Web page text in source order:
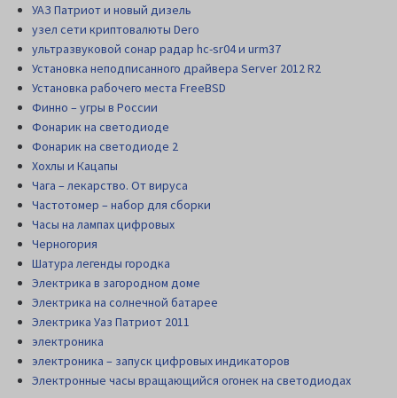
УАЗ Патриот и новый дизель
узел сети криптовалюты Dero
ультразвуковой сонар радар hc-sr04 и urm37
Установка неподписанного драйвера Server 2012 R2
Установка рабочего места FreeBSD
Финно – угры в России
Фонарик на светодиоде
Фонарик на светодиоде 2
Хохлы и Кацапы
Чага – лекарство. От вируса
Частотомер – набор для сборки
Часы на лампах цифровых
Черногория
Шатура легенды городка
Электрика в загородном доме
Электрика на солнечной батарее
Электрика Уаз Патриот 2011
электроника
электроника – запуск цифровых индикаторов
Электронные часы вращающийся огонек на светодиодах